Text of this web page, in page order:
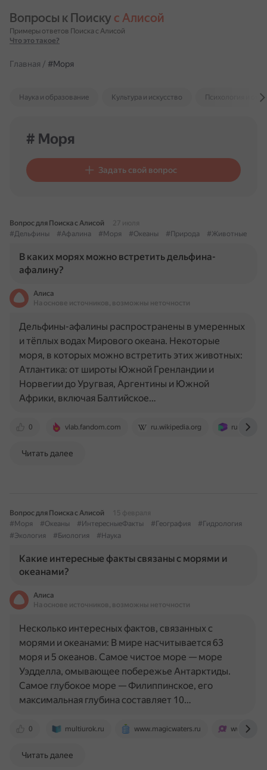
Вопросы к Поиску с Алисой
Примеры ответов Поиска с Алисой
Что это такое?
Главная / #Моря
Наука и образование Культура и искусство Психология и
# Моря
Задать свой вопрос
Вопрос для Поиска с Алисой
27 июля
#Дельфины
#Афалина #Моря #Океаны #Природа #Животные
В каких морях можно встретить дельфина-
афалину?
Алиса
На основе источников, возможны неточности
0 vlab.fandom.com ru.wikipedia.org ru.ruwiki.ru
Дельфины-афалины распространены в умеренных
и тёплых водах Мирового океана. Некоторые
моря, в которых можно встретить этих животных:
Атлантика: от широты Южной Гренландии и
Норвегии до Уругвая, Аргентины и Южной
Африки, включая Балтийское…
Читать далее
Вопрос для Поиска с Алисой
15 февраля
#Моря
#Океаны #ИнтересныеФакты #География
#Гидрология
#Экология
#Биология #Наука
Какие интересные факты связаны с морями и
океанами?
Алиса
На основе источников, возможны неточности
0 multiurok.ru www.magicwaters.ru
Несколько интересных фактов, связанных с
морями и океанами: В мире насчитывается 63
моря и 5 океанов. Самое чистое море — море
Уэдделла, омывающее побережье Антарктиды.
Самое глубокое море — Филиппинское, его
максимальная глубина составляет 10…
Читать далее